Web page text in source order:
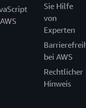
Sie Hilfe
von
Experten
bei AWS
Rechtlicher
Hinweis